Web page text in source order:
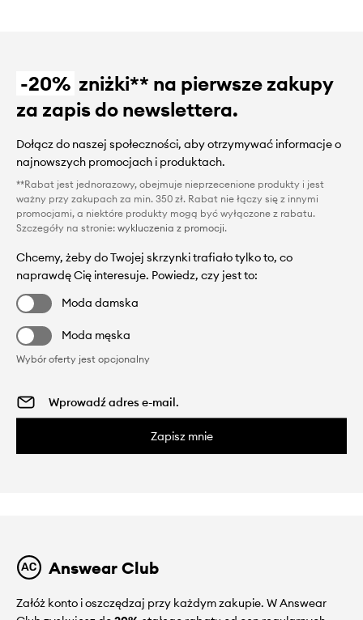
-20% zniżki** na pierwsze zakupy
za zapis do newslettera.
Dołącz do naszej społeczności, aby otrzymywać informacje o
najnowszych promocjach i produktach.
**Rabat jest jednorazowy, obejmuje nieprzecenione produkty i jest
ważny przy zakupach za min. 350 zł. Rabat nie łączy się z innymi
promocjami, a niektóre produkty mogą być wyłączone z rabatu.
Szczegóły na stronie: wykluczenia z promocji.
Chcemy, żeby do Twojej skrzynki trafiało tylko to, co
naprawdę Cię interesuje. Powiedz, czy jest to:
Moda damska
Moda męska
Wybór oferty jest opcjonalny
Zapisz mnie
Answear Club
Załóż konto i oszczędzaj przy każdym zakupie. W Answear